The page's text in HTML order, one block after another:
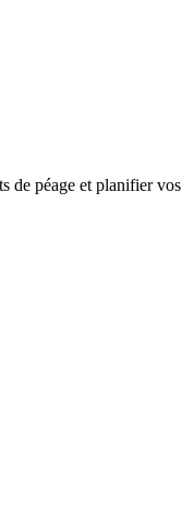
de péage et planifier vos